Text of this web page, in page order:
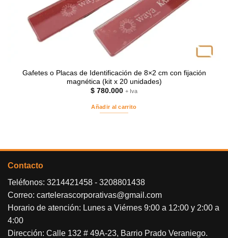
Gafetes o Placas de Identificación de 8×2 cm con fijación
magnética (kit x 20 unidades)
$ 780.000 + Iva
Añadir al carrito
Contacto
Teléfonos: 3214421458 - 3208801438
Correo: cartelerascorporativas@gmail.com
Horario de atención: Lunes a Viérnes 9:00 a 12:00 y 2:00 a
4:00
Dirección: Calle 132 # 49A-23, Barrio Prado Veraniego.